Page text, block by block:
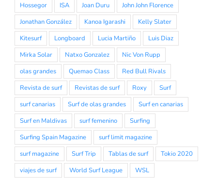
Hossegor
ISA Joan Duru
John John Florence
Jonathan González
Kanoa Igarashi
Kelly Slater
Kitesurf
Longboard Lucia Martiño
Luis Diaz
Mirka Solar
Natxo Gonzalez
Nic Von Rupp
olas grandes
Quemao Class
Red Bull Rivals
Revista de surf
Revistas de surf Roxy
Surf
surf canarias
Surf de olas grandes
Surf en canarias
Surf en Maldivas
surf femenino
Surfing
Surfing Spain Magazine
surf limit magazine
surf magazine
Surf Trip Tablas de surf
Tokio 2020
viajes de surf
World Surf League WSL